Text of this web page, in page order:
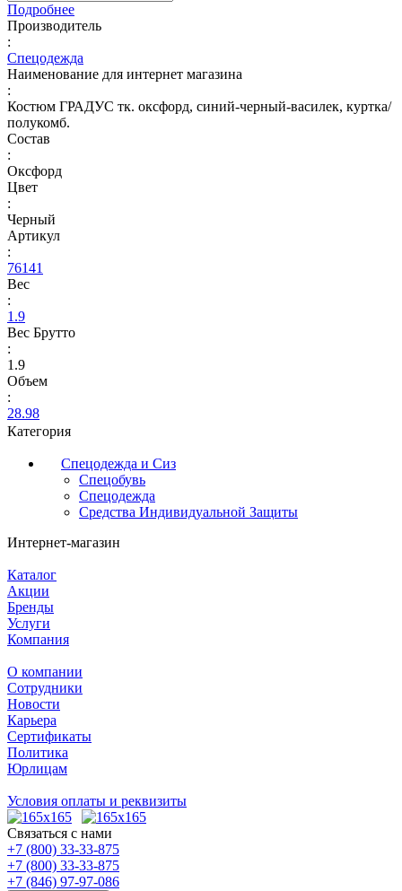
Подробнее
Производитель
:
Спецодежда
Наименование для интернет магазина
:
Костюм ГРАДУС тк. оксфорд, синий-черный-василек, куртка/
полукомб.
Состав
:
Оксфорд
Цвет
:
Черный
Артикул
:
76141
Вес
:
1.9
Вес Брутто
:
1.9
Объем
:
28.98
Категория
Спецодежда и Сиз
Спецобувь
Спецодежда
Средства Индивидуальной Защиты
Интернет-магазин
Каталог
Акции
Бренды
Услуги
Компания
О компании
Сотрудники
Новости
Карьера
Сертификаты
Политика
Юрлицам
Условия оплаты и реквизиты
Связаться с нами
+7 (800) 33-33-875
+7 (800) 33-33-875
+7 (846) 97-97-086